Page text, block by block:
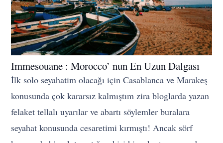
Immesouane : Morocco’ nun En Uzun Dalgası
İlk solo seyahatim olacağı için Casablanca ve Marakeş
konusunda çok kararsız kalmıştım zira bloglarda yazan
felaket tellalı uyarılar ve abartı söylemler buralara
seyahat konusunda cesaretimi kırmıştı! Ancak sörf